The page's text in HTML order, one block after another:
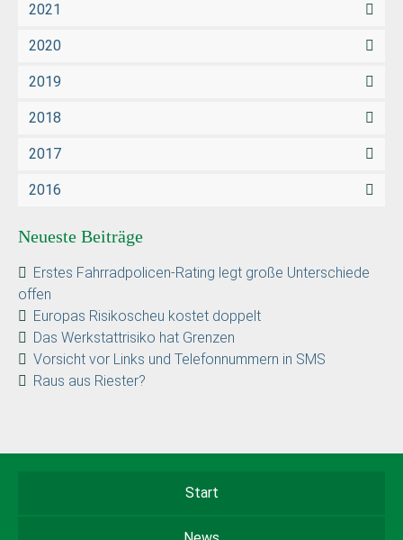
2021
2020
2019
2018
2017
2016
Neueste Beiträge
Erstes Fahrradpolicen-Rating legt große Unterschiede
offen
Europas Risikoscheu kostet doppelt
Das Werkstattrisiko hat Grenzen
Vorsicht vor Links und Telefonnummern in SMS
Raus aus Riester?
Start